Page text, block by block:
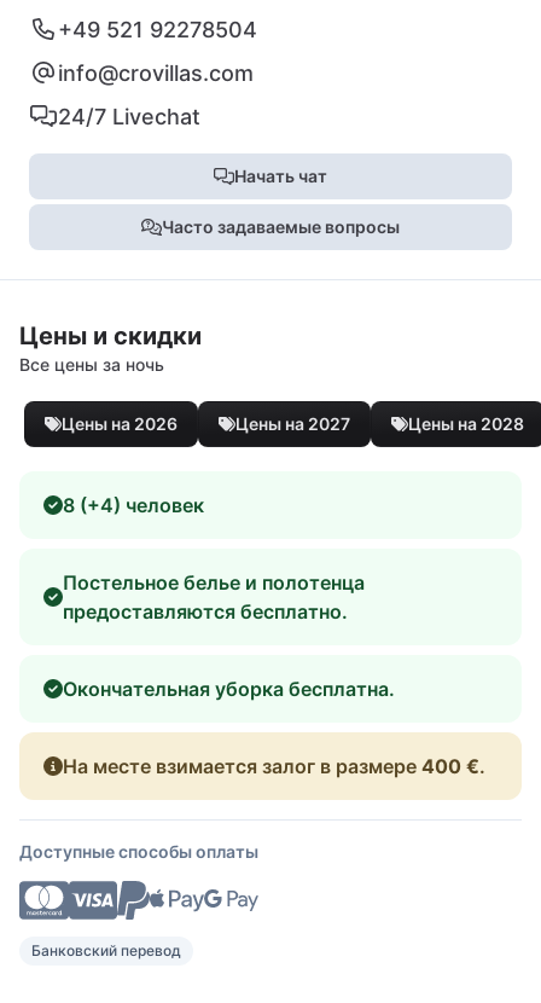
+49 521 92278504
info@crovillas.com
24/7 Livechat
Начать чат
Часто задаваемые вопросы
Цены и скидки
Все цены за ночь
Цены на 2026 Цены на 2027 Цены на 2028
8 (+4) человек
Постельное белье и полотенца
предоставляются бесплатно.
Окончательная уборка бесплатна.
На месте взимается залог в размере 400 €.
Доступные способы оплаты
Банковский перевод